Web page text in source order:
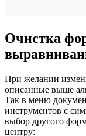
Очистка
При желании
описанные выше
Так в меню
инструментов с
выбор другого
центру: